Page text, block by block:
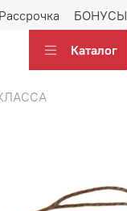
Рассрочка БОНУСЫ
Каталог